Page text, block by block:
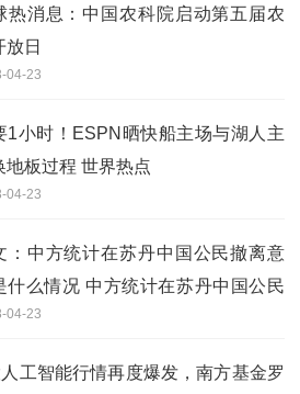
热消息：中国农科院启动第五届农
放日
04-23
1小时！ESPN晒快船主场与湖人主
地板过程 世界热点
04-23
：中方统计在苏丹中国公民撤离意
什么情况 中方统计在苏丹中国公民
意愿具体来龙去脉是怎么样
04-23
工智能行情再度爆发，南方基金罗